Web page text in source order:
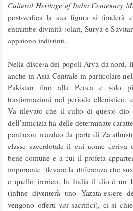
Cultural Heritage of India Centenary
post-vedica la sua figura si fonderà
entrambe divinità solari, Surya e
appaiono indistinti.
Nella discesa dei popoli Arya da nord,
anche in Asia Centrale in particolare
Pakistan fino alla Persia e solo
trasformazioni nel periodo ellenistico,
Va rilevato che il culto di questo dio
dell’amicizia ha delle determinate
pantheon mazdeo da parte di
classe sacerdotale il cui nome deriva
bene comune e a cui il profeta
importante rilevare la differenza che
e quello iranico. In India il dio è un
(infine diventerà uno Yazata-essere
vengono offertiyas-sacrifici), ci si